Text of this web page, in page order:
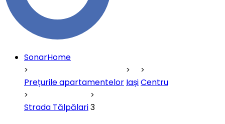
SonarHome
Prețurile apartamentelor IașiCentru
Strada Tălpălari3